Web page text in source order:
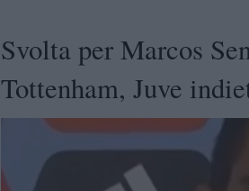
Svolta per Marcos
Tottenham, Juve